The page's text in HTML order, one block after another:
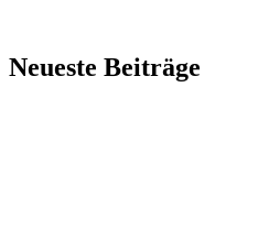
Neueste Beiträge